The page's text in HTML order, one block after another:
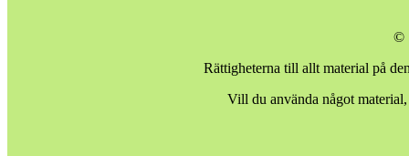
©
Rättigheterna till allt material på
Vill du använda något